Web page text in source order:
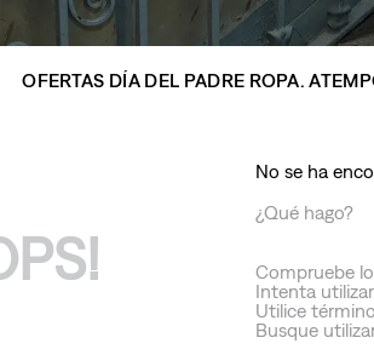
OFERTAS DÍA DEL PADRE ROPA.
No se ha
¿Qué hago?
Compruebe
Intenta
Utilice
Busque